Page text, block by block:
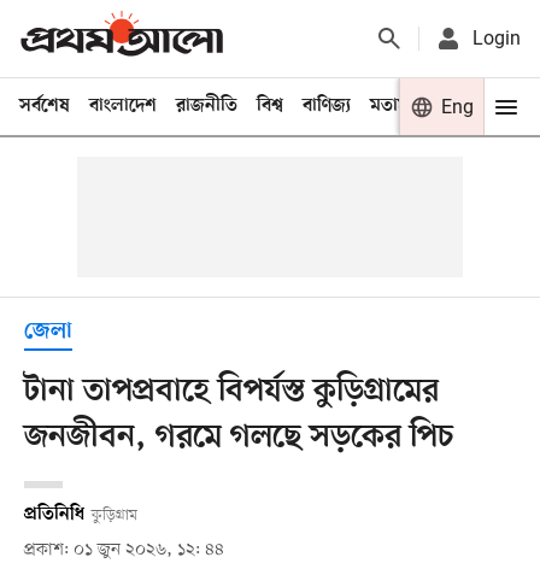
Login
সর্বশেষ বাংলাদেশ রাজনীতি বিশ্ব বাণিজ্য মতামত খেলা
Eng
জেলা
টানা তাপপ্রবাহে বিপর্যস্ত কুড়িগ্রামের
জনজীবন, গরমে গলছে সড়কের পিচ
প্রতিনিধি কুড়িগ্রাম
প্রকাশ: ০১ জুন ২০২৬, ১২: ৪৪